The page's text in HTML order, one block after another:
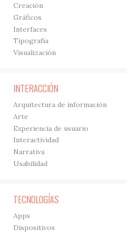
Creación
Gráficos
Interfaces
Tipografía
Visualización
INTERACCIÓN
Arquitectura de información
Arte
Experiencia de usuario
Interactividad
Narrativa
Usabilidad
TECNOLOGÍAS
Apps
Dispositivos